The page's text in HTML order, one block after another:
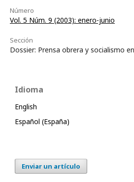
Número
Vol. 5 Núm. 9 (2003): enero-junio
Sección
Dossier: Prensa obrera y socialismo
Idioma
English
Español (España)
Enviar un artículo